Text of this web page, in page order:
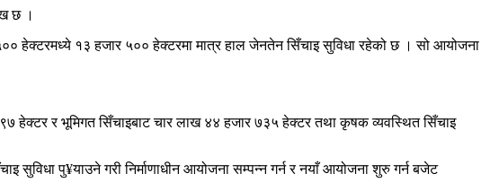
छ ।
हेक्टरमध्ये १३ हजार ५०० हेक्टरमा मात्र हाल जेनतेन सिँचाइ सुविधा रहेको छ । सो आयोजना
र भूमिगत सिँचाइबाट चार लाख ४४ हजार ७३५ हेक्टर तथा कृषक व्यवस्थित सिँचाइ
सुविधा पु¥याउने गरी निर्माणाधीन आयोजना सम्पन्न गर्न र नयाँ आयोजना शुरु गर्न बजेट